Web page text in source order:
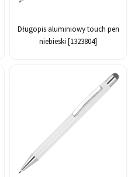
Długopis aluminiowy touch pen
niebieski [1323804]